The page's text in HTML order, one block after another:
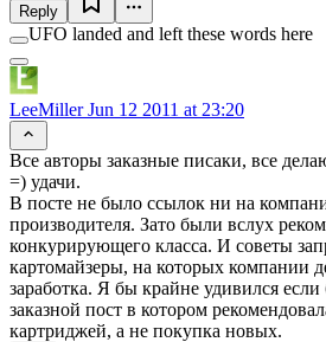
Reply
UFO landed and left these words here
LeeMillerJun 12 2011 at 23:20
Все авторы заказные писаки, все
=) удачи.
В посте не было ссылок ни на
производителя. Зато были вслух
конкурирующего класса. И советы
картомайзеры, на которых компании
заработка. Я бы крайне удивился
заказной пост в котором
картриджей, а не покупка новых.